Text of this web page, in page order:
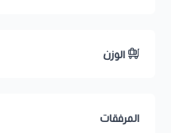
الوزن
المرفقات